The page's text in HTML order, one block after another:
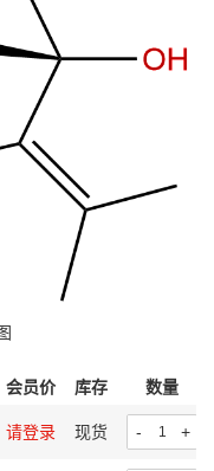
会员价 库存 数量
请登录 现货 - +